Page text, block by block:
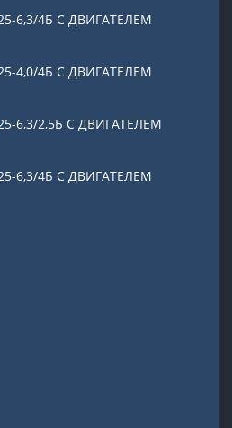
6,3/4Б С ДВИГАТЕЛЕМ
4,0/4Б С ДВИГАТЕЛЕМ
6,3/2,5Б С ДВИГАТЕЛЕМ
6,3/4Б С ДВИГАТЕЛЕМ